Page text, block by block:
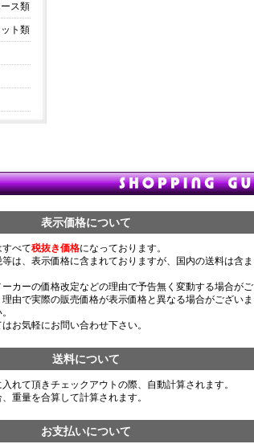
ス類
ト類
表示価格について
べて税抜き価格になっております。
は、表示価格に含まれておりますが、国内の送料は含ま
カーの価格改定などの理由で予告無く変動する場合がご
由で実際の販売価格が表示価格と異なる場合がございま
お気軽にお問い合わせ下さい。
送料について
れて頂きチェックアウトの際、自動計算されます。
重量を合算して計算されます。
お支払いについて